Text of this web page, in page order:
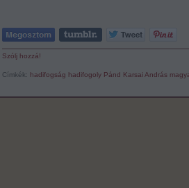
Szólj hozzá!
Címkék: hadifogság hadifogoly Pánd Karsai András